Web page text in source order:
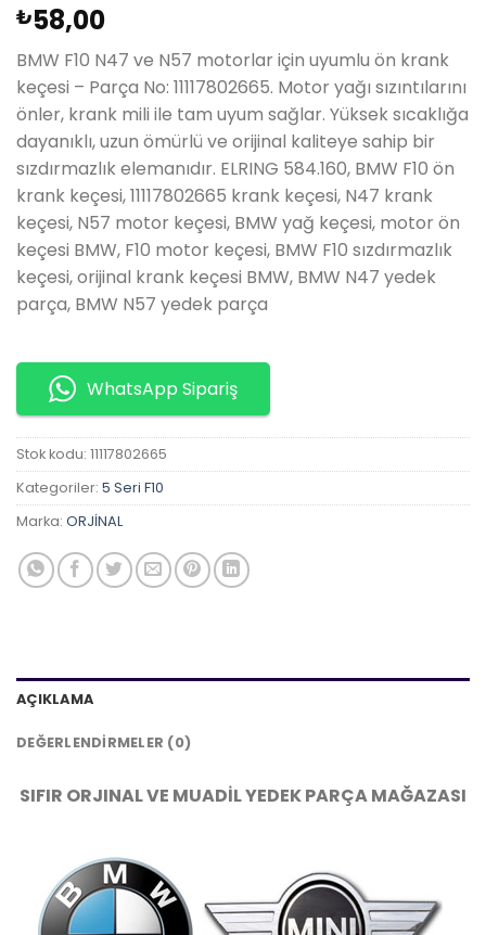
₺58,00
BMW F10 N47 ve N57 motorlar için uyumlu ön krank
keçesi – Parça No: 11117802665. Motor yağı sızıntılarını
önler, krank mili ile tam uyum sağlar. Yüksek sıcaklığa
dayanıklı, uzun ömürlü ve orijinal kaliteye sahip bir
sızdırmazlık elemanıdır. ELRING 584.160, BMW F10 ön
krank keçesi, 11117802665 krank keçesi, N47 krank
keçesi, N57 motor keçesi, BMW yağ keçesi, motor ön
keçesi BMW, F10 motor keçesi, BMW F10 sızdırmazlık
keçesi, orijinal krank keçesi BMW, BMW N47 yedek
parça, BMW N57 yedek parça
WhatsApp Sipariş
Stok kodu: 11117802665
Kategoriler: 5 Seri F10
Marka: ORJİNAL
AÇIKLAMA
DEĞERLENDIRMELER (0)
SIFIR ORJINAL VE MUADİL YEDEK PARÇA MAĞAZASI